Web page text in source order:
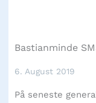
Bastianminde
6. August 2019
På seneste